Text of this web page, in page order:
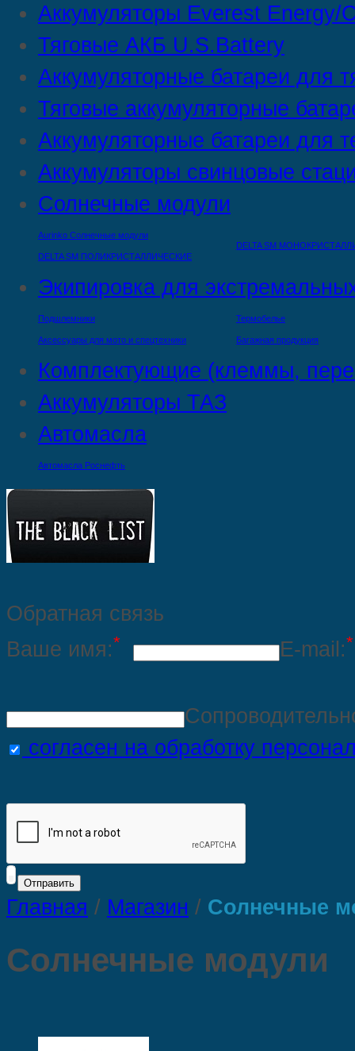
Аккумуляторы Everest Energy/
Тяговые АКБ U.S.Battery
Аккумуляторные батареи для
Тяговые аккумуляторные
Аккумуляторные батареи для
Аккумуляторы свинцовые
Солнечные модули
Aurinko Солнечные модули
DELTA SM ПОЛИКРИСТАЛЛИЧЕСКИЕ
DELTA SM
Экипировка для
Подшлемники
Аксессуары для мото и спецтехники
Термобелье
Багажная продукция
Комплектующие (клеммы,
Аккумуляторы ТАЗ
Автомасла
Автомасла Роснефть
Обратная связь
Ваше имя:* E-mail:*
согласен на обработку
Главная / Магазин / Солнечные
Солнечные модули